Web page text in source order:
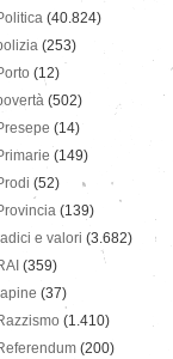
(40.824)
(253)
(12)
(502)
(14)
(149)
(52)
(139)
e valori (3.682)
(359)
(37)
(1.410)
(200)